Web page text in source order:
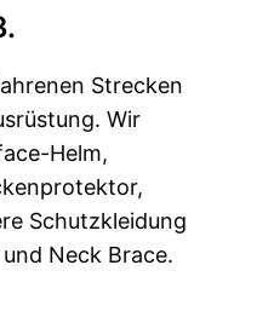
Strecken
Wir
Helm,
Schutzkleidung
Neck Brace.